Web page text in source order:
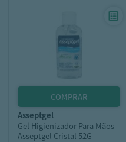
asseptgel
Gel Higienizador Para Mãos
Asseptgel Cristal 52G